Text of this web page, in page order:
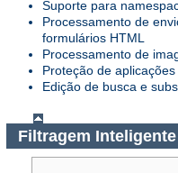
Suporte para
Processamento de
formulários HTML
Processamento de
Proteção de
Edição de busca e
Filtragem Inteligente